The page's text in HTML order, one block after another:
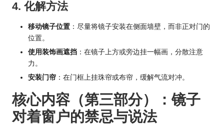
4. 化解方法
移动镜子位置 ：尽量将镜子安装在侧面墙壁，而非正对门的
位置。
使用装饰画遮挡 ：在镜子上方或旁边挂一幅画，分散注意
力。
安装门帘 ：在门框上挂珠帘或布帘，缓解气流对冲。
核心内容（第三部分）：镜子
对着窗户的禁忌与说法